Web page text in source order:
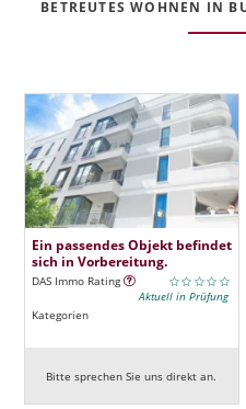
BETREUTES WOHNEN IN
Ein passendes Objekt befindet
sich in Vorbereitung.
DAS Immo Rating
Aktuell in Prüfung
Kategorien
Bitte sprechen Sie uns direkt an.